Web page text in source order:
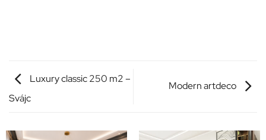
Luxury classic 250 m2 –
Svájc
Modern artdeco